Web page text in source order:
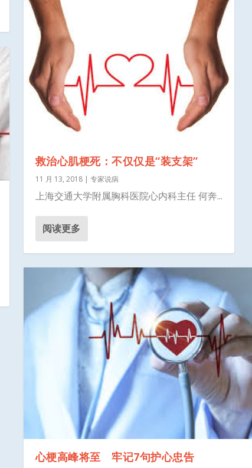
救治心肌梗死：不仅仅是“装支架”
11 月 13, 2018| 专家说病
上海交通大学附属胸科医院心内科主任 何奔...
阅读更多
心梗高峰将至 牢记7句护心忠告